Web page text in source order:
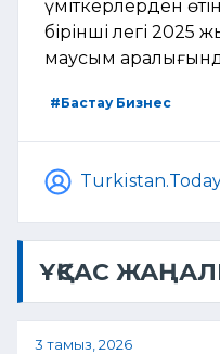
үміткерлерден
бірінші легі 2025
маусым
#Бастау Бизнес
ҰҚСАС
3 тамыз, 2026